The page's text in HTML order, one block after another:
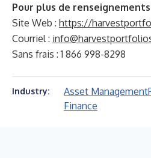
Pour plus de renseignements
Site Web : https://
Courriel :
Sans frais : 1 866 998-8298
Industry: Asset Management
Finance